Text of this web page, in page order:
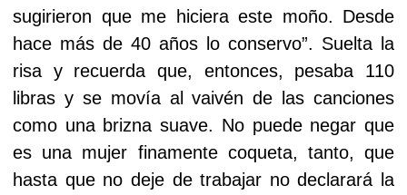
sugirieron que me hiciera este moño. Desde
hace más de 40 años lo conservo”. Suelta la
risa y recuerda que, entonces, pesaba 110
libras y se movía al vaivén de las canciones
como una brizna suave. No puede negar que
es una mujer finamente coqueta, tanto, que
hasta que no deje de trabajar no declarará la